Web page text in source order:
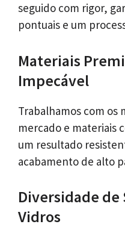
seguido com rigor,
pontuais e um
Materiais
Impecável
Trabalhamos com
mercado e materiais
um resultado
acabamento de alto
Diversidade de
Vidros